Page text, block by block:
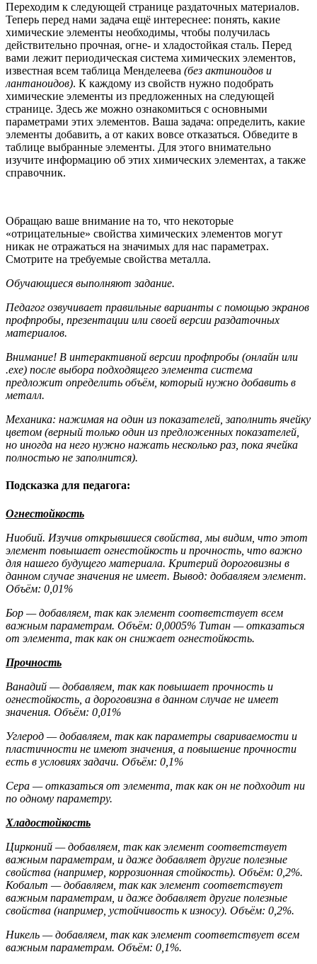
Переходим к следующей странице раздаточных материалов.
Теперь перед нами задача ещё интереснее: понять, какие
химические элементы необходимы, чтобы получилась
действительно прочная, огне- и хладостойкая сталь. Перед
вами лежит периодическая система химических элементов,
известная всем таблица Менделеева (без актиноидов и
лантаноидов). К каждому из свойств нужно подобрать
химические элементы из предложенных на следующей
странице. Здесь же можно ознакомиться с основными
параметрами этих элементов. Ваша задача: определить, какие
элементы добавить, а от каких вовсе отказаться. Обведите в
таблице выбранные элементы. Для этого внимательно
изучите информацию об этих химических элементах, а также
справочник.
Обращаю ваше внимание на то, что некоторые
«отрицательные» свойства химических элементов могут
никак не отражаться на значимых для нас параметрах.
Смотрите на требуемые свойства металла.
Обучающиеся выполняют задание.
Педагог озвучивает правильные варианты с помощью экранов
профпробы, презентации или своей версии раздаточных
материалов.
Внимание! В интерактивной версии профпробы (онлайн или
.exe) после выбора подходящего элемента система
предложит определить объём, который нужно добавить в
металл.
Механика: нажимая на один из показателей, заполнить ячейку
цветом (верный только один из предложенных показателей,
но иногда на него нужно нажать несколько раз, пока ячейка
полностью не заполнится).
Подсказка для педагога:
Огнестойкость
Ниобий. Изучив открывшиеся свойства, мы видим, что этот
элемент повышает огнестойкость и прочность, что важно
для нашего будущего материала. Критерий дороговизны в
данном случае значения не имеет. Вывод: добавляем элемент.
Объём: 0,01%
Бор — добавляем, так как элемент соответствует всем
важным параметрам. Объём: 0,0005% Титан — отказаться
от элемента, так как он снижает огнестойкость.
Прочность
Ванадий — добавляем, так как повышает прочность и
огнестойкость, а дороговизна в данном случае не имеет
значения. Объём: 0,01%
Углерод — добавляем, так как параметры свариваемости и
пластичности не имеютзначения, а повышение прочности
есть в условиях задачи. Объём: 0,1%
Сера — отказаться от элемента, так как он не подходит ни
по одному параметру.
Хладостойкость
Цирконий — добавляем, так как элемент соответствует
важным параметрам, и даже добавляет другие полезные
свойства (например, коррозионная стойкость). Объём: 0,2%.
Кобальт — добавляем, так как элемент соответствует
важным параметрам, и даже добавляет другие полезные
свойства (например, устойчивость к износу). Объём: 0,2%.
Никель — добавляем, так как элемент соответствует всем
важным параметрам. Объём: 0,1%.